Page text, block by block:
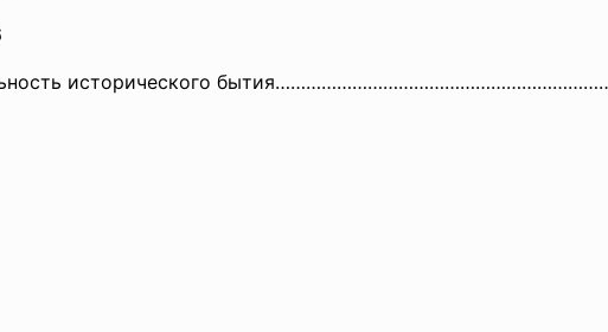
исторического